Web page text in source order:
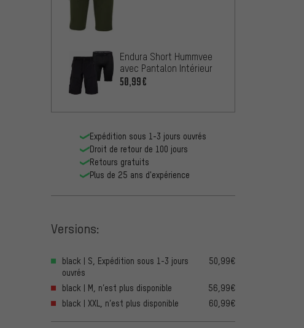
Endura Short Hummvee
avec Pantalon Intérieur
50,99€
Expédition sous 1-3 jours ouvrés
Droit de retour de 100 jours
Retours gratuits
Plus de 25 ans d'expérience
Versions:
black | S, Expédition sous 1-3 jours
ouvrés
50,99€
black | M, n’est plus disponible
56,99€
black | XXL, n’est plus disponible
60,99€